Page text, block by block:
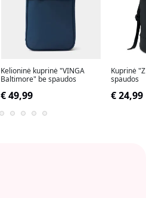
Kelioninė kuprinė "VINGA
Baltimore" be spaudos
€ 49,99
Kuprinė
spaudos
€ 24,99